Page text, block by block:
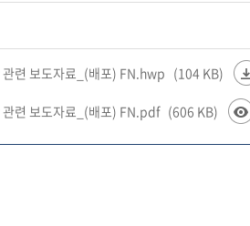
련 보도자료_(배포) FN.hwp (104 KB)
련 보도자료_(배포) FN.pdf (606 KB)